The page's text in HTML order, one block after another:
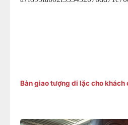
Bàn giao tượng di lặc cho khách